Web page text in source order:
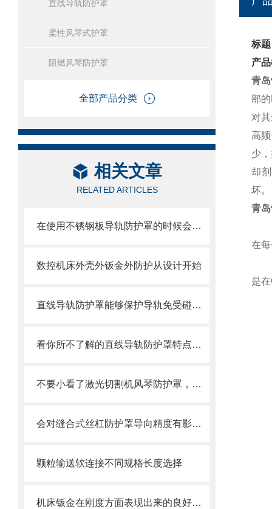
直线导轨防护罩
柔性风琴式护罩
阻燃风琴防护罩
全部产品分类
相关文章
RELATED ARTICLES
在使用不锈钢板导轨防护罩的时候会有哪几种效果呢？
数控机床外壳外钣金外防护从设计开始
直线导轨防护罩能够保护导轨免受碰撞和磨损
看你所不了解的直线导轨防护罩特点介绍
不要小看了激光切割机风琴防护罩，它可有不少优势呢
会对缝合式丝杠防护罩导向精度有影响的因素都有哪些？
颗粒输送软连接不同规格长度选择
机床钣金在刚度方面表现出来的良好特性
标
产
青
部
对
高
少
却
坏。
青
一
在
是